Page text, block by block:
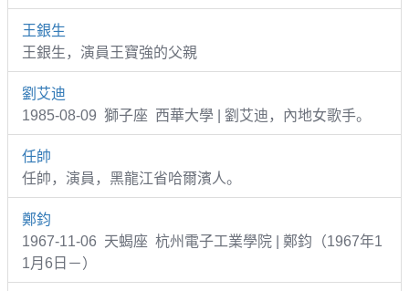
王銀生
王銀生，演員王寶強的父親
劉艾迪
1985-08-09 獅子座 西華大學 | 劉艾迪，內地女歌手。
任帥
任帥，演員，黑龍江省哈爾濱人。
鄭鈞
1967-11-06 天蝎座 杭州電子工業學院 | 鄭鈞（1967年1
1月6日－）